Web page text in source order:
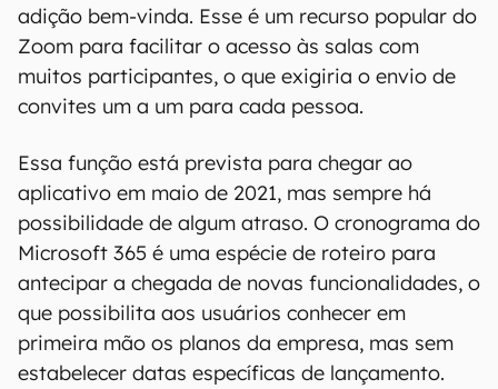
adição bem-vinda. Esse é um recurso popular do
Zoom para facilitar o acesso às salas com
muitos participantes, o que exigiria o envio de
convites um a um para cada pessoa.
Essa função está prevista para chegar ao
aplicativo em maio de 2021, mas sempre há
possibilidade de algum atraso. O cronograma do
Microsoft 365 é uma espécie de roteiro para
antecipar a chegada de novas funcionalidades, o
que possibilita aos usuários conhecer em
primeira mão os planos da empresa, mas sem
estabelecer datas específicas de lançamento.